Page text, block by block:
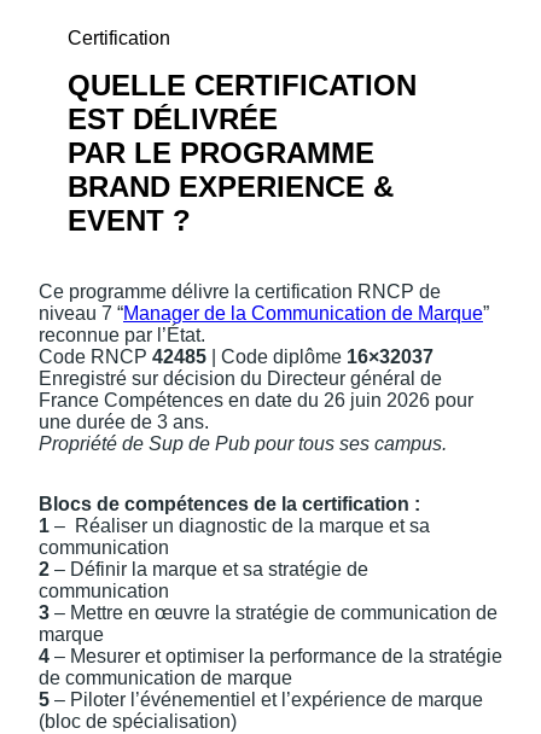
Certification
QUELLE CERTIFICATION
EST DÉLIVRÉE
PAR LE PROGRAMME
BRAND EXPERIENCE &
EVENT ?
Ce programme délivre la certification RNCP de
niveau 7 “Manager de la Communication de Marque”
reconnue par l’État.
Code RNCP 42485 | Code diplôme 16×32037
Enregistré sur décision du Directeur général de
France Compétences en date du 26 juin 2026 pour
une durée de 3 ans.
Propriété de Sup de Pub pour tous ses campus.
Blocs de compétences de la certification :
1 – Réaliser un diagnostic de la marque et sa
communication
2 – Définir la marque et sa stratégie de
communication
3 – Mettre en œuvre la stratégie de communication de
marque
4 – Mesurer et optimiser la performance de la stratégie
de communication de marque
5 – Piloter l’événementiel et l’expérience de marque
(bloc de spécialisation)